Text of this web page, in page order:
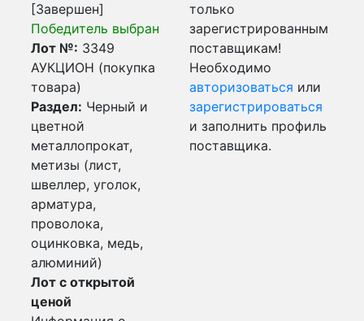
[Завершен]
Победитель выбран
Лот №: 3349
АУКЦИОН (покупка
товара)
Раздел: Черный и
цветной
металлопрокат,
метизы (лист,
швеллер, уголок,
арматура,
проволока,
оцинковка, медь,
алюминий)
Лот с открытой
ценой
только
зарегистрированным
поставщикам!
Необходимо
авторизоваться или
зарегистрироваться
и заполнить профиль
поставщика.